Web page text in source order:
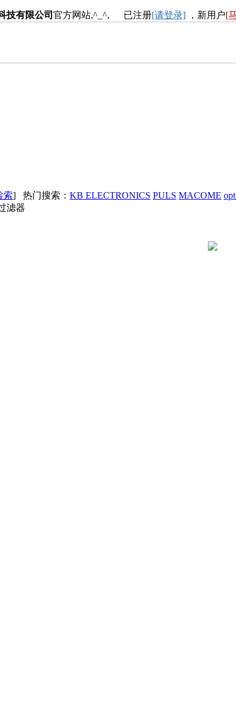
技有限公司 官方网站,^_^, 已注册[请登录] ，新用户[
索] 热门搜索： KB ELECTRONICS PULS MACOME
滤器